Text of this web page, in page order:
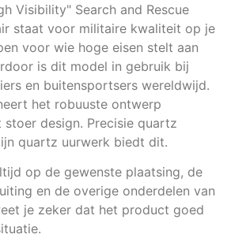
Visibility" Search and Rescue
staat voor militaire kwaliteit op je
voor wie hoge eisen stelt aan
is dit model in gebruik bij
en buitensportsers wereldwijd.
het robuuste ontwerp
design. Precisie quartz
quartz uurwerk biedt dit.
op de gewenste plaatsing, de
en de overige onderdelen van
je zeker dat het product goed